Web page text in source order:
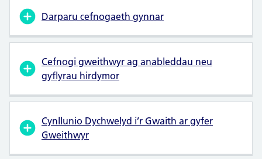
Darparu cefnogaeth gynnar
Cefnogi gweithwyr ag anableddau neu
gyflyrau hirdymor
Cynllunio Dychwelyd i’r Gwaith ar gyfer
Gweithwyr